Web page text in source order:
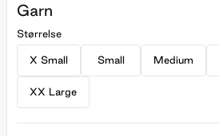
Garn
Størrelse
X Small Small Medium
XX Large